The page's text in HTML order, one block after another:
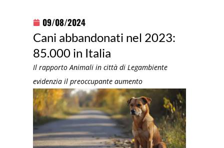
09/08/2024
Cani abbandonati nel 2023:
85.000 in Italia
Il rapporto Animali in città di Legambiente
evidenzia il preoccupante aumento